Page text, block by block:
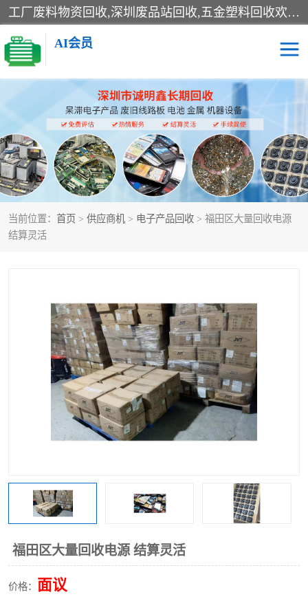
工厂废料物资回收,深圳废品站回收,五金塑料回收欢迎有金属、塑料、电子、电线、废旧设备、废铜、锡渣、线路板、镀银废料、废IC、电子零件、电子脚，等其他废旧物资的单位及个人联系洽谈。对提供息者我们可以提供优厚的业务提成（佣金）。
AI会员
当前位置： 首页 > 供应商机 > 电子产品回收 > 福田区大量回收电源
结算灵活
福田区大量回收电源 结算灵活
价格： 面议
线路板回收 电子回收
电子产品回收 电池回收
金属回收 机器设备回收